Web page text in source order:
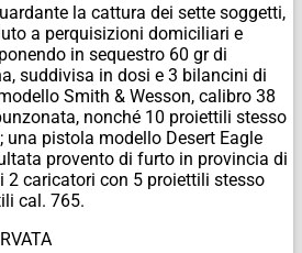
la cattura dei sette soggetti,
a perquisizioni domiciliari e
in sequestro 60 gr di
suddivisa in dosi e 3 bilancini di
Smith & Wesson, calibro 38
nonché 10 proiettili stesso
pistola modello Desert Eagle
provento di furto in provincia di
2 caricatori con 5 proiettili stesso
cal. 765.